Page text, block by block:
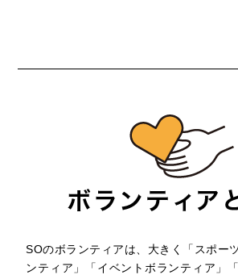
SOのボランティアは、大きく「スポー
ンティア」「イベントボランティア」